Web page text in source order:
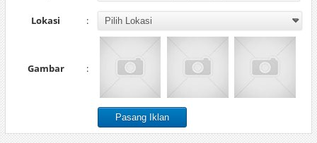
Lokasi :
Gambar :